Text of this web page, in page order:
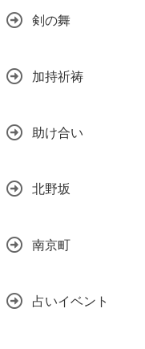
剣の舞
加持祈祷
助け合い
北野坂
南京町
占いイベント